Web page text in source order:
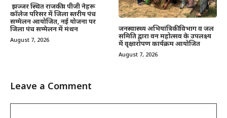
झज्जर स्थित राजकीय पीजी नेहरू
कॉलेज परिसर में जिला स्तरीय पंच
सम्मेलन आयोजित, नई योजना पर
जिला पंच सम्मेलन में मंथन
August 7, 2026
जनस्वास्थ्य अभियांत्रिकी विभाग व जल
समिति द्वारा वन महोत्सव के उपलक्ष्य
में वृक्षारोपण कार्यक्रम आयोजित
August 7, 2026
Leave a Comment